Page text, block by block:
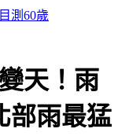
天！雨
雨最猛